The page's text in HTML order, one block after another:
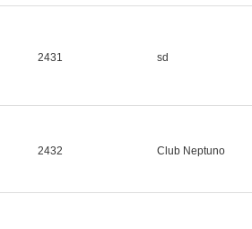
2431 sd
2432 Club Neptuno